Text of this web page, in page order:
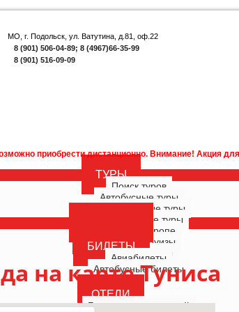
МО, г. Подольск, ул. Ватутина, д.81, оф.22
8 (901) 506-04-89; 8 (4967)66-35-99
8 (901) 516-09-09
дистанционно. Внимание! Акция для наших
ТУРЫ
Поиск туров
Автобусные туры
Многодневные туры
Однодневные туры
Туры по Европе
Морские круизы
Речные круизы
БИЛЕТЫ
Авиабилеты
Автобусные билеты
ОТЕЛИ
Бронирование отелей
на карте Туниса